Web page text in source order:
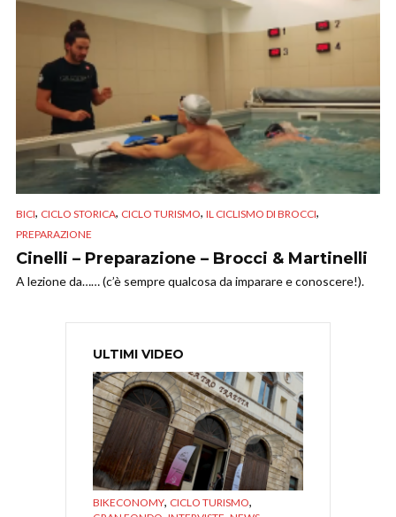
BICI, CICLO STORICA, CICLO TURISMO, IL CICLISMO DI BROCCI,
PREPARAZIONE
Cinelli – Preparazione – Brocci & Martinelli
A lezione da…… (c’è sempre qualcosa da imparare e conoscere!).
ULTIMI VIDEO
BIKECONOMY, CICLO TURISMO,